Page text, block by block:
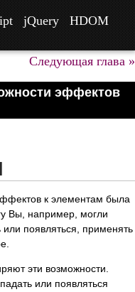
jQuery
HDOM
Следующая глава »
эффектов
к элементам была
Вы, например, могли
или появляться, применять
эти возможности.
или появляться